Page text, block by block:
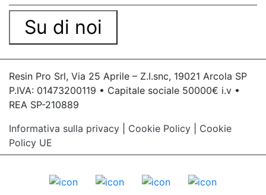
Su di noi
Resin Pro Srl, Via 25 Aprile – Z.I.snc, 19021 Arcola SP
P.IVA: 01473200119 • Capitale sociale 50000€ i.v •
REA SP-210889
Informativa sulla privacy
Cookie Policy
Cookie
Policy UE